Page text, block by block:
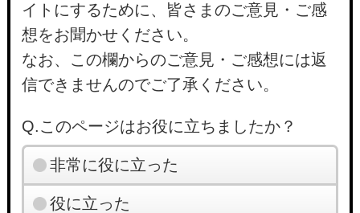
イトにするために、皆さまのご意見・ご感
想をお聞かせください。
なお、この欄からのご意見・ご感想には返
信できませんのでご了承ください。
Q.このページはお役に立ちましたか？
非常に役に立った
役に立った